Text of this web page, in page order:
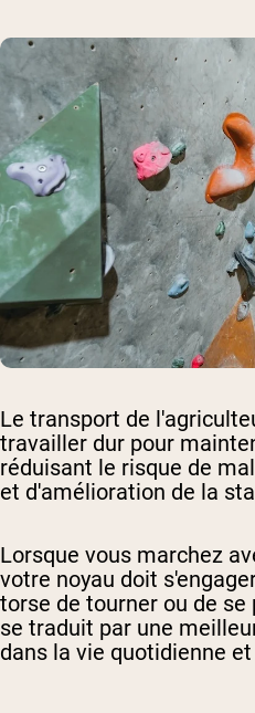
Le transport de
travailler dur pour
réduisant le risque de
et d'amélioration de la
Lorsque vous marchez
votre noyau doit
torse de tourner ou de se
se traduit par une
dans la vie quotidienne